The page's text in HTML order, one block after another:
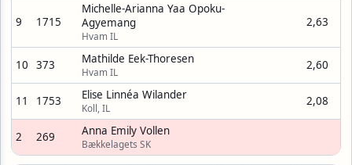
9 1715
Michelle-Arianna Yaa Opoku-
Agyemang
Hvam IL
2,63
10 373 Mathilde Eek-Thoresen
Hvam IL
2,60
11 1753 Elise Linnéa Wilander
Koll, IL
2,08
2 269 Anna Emily Vollen
Bækkelagets SK